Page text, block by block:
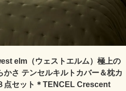
elm（ウェストエルム）極上の
かさ テンセルキルトカバー＆枕カ
点セット＊TENCEL Crescent